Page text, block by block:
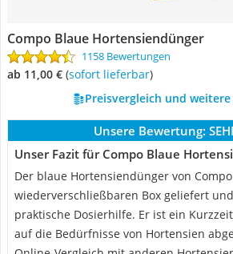
Compo Blaue Hortensiendünger
1158 Bewertungen
ab 11,00 € ( Sofort lieferbar)
Preisvergleich und
Unsere Bewertung:
Unser Fazit für Compo Blaue
Der blaue Hortensiendünger von
wiederverschließbaren Box geliefert
praktische Dosierhilfe. Er ist ein
auf die Bedürfnisse von Hortensien